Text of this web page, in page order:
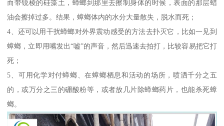
而带锐棱的硅藻土，蟑螂到那里去擦制身体的时候，表面的那层蜡
油会擦掉过多。结果，蟑螂体内的水分大量散失，脱水而死；
4、还可以用干扰蟑螂对外界震动感受的方法去扑灭它，比如一见到
蟑螂，立即用嘴发出“嘘”的声音，然后迅速去拍打，比较容易把它打
死；
5、可用化学对付蟑螂、在蟑螂栖息和活动的场所，喷洒千分之五
的，或万分之三的硼酸粉等，或者放几片除蟑螂药片，也能杀死蟑
螂。